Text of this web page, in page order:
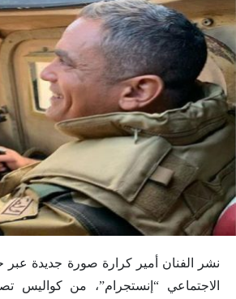
نشر الفنان أمير كرارة صورة جديدة عبر
الاجتماعي “إنستجرام”، من كواليس